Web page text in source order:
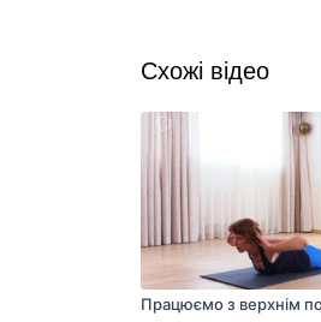
Схожі відео
Працюємо з верхнім